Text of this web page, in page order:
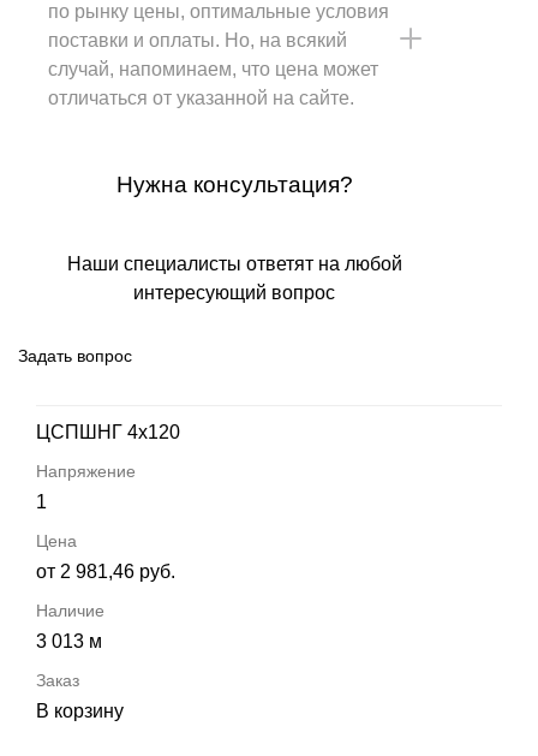
по рынку цены, оптимальные условия
поставки и оплаты. Но, на всякий
случай, напоминаем, что цена может
отличаться от указанной на сайте.
Нужна консультация?
Наши специалисты ответят на любой
интересующий вопрос
Задать вопрос
ЦСПШНГ 4х120
1
от 2 981,46 руб.
3 013 м
В корзину